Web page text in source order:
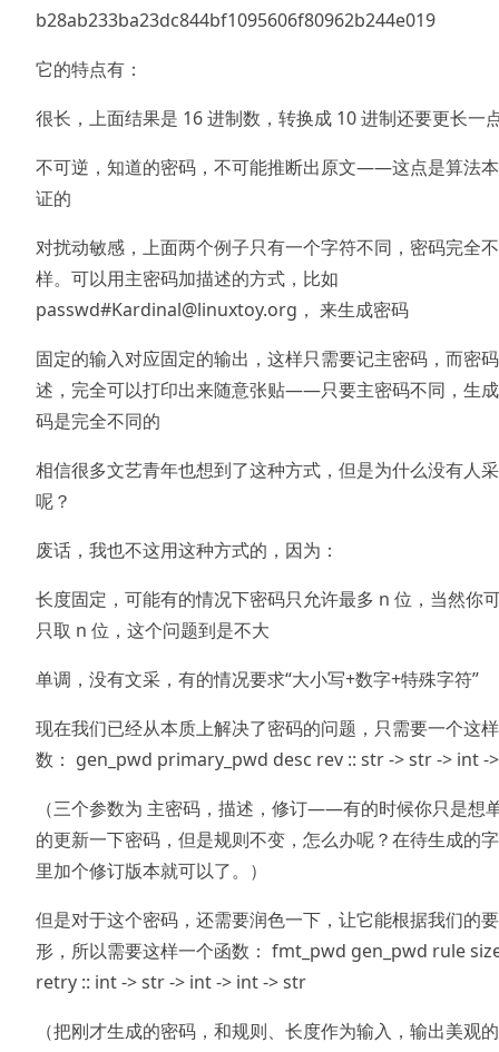
b28ab233ba23dc844bf1095606f80962b244e019
它的特点有：
很长，上面结果是 16 进制数，转换成 10 进制还要更长一
不可逆，知道的密码，不可能推断出原文——这点是算法
证的
对扰动敏感，上面两个例子只有一个字符不同，密码完全
样。可以用主密码加描述的方式，比如
passwd#Kardinal@linuxtoy.org， 来生成密码
固定的输入对应固定的输出，这样只需要记主密码，而密
述，完全可以打印出来随意张贴——只要主密码不同，生
码是完全不同的
相信很多文艺青年也想到了这种方式，但是为什么没有人
呢？
废话，我也不这用这种方式的，因为：
长度固定，可能有的情况下密码只允许最多 n 位，当然你
只取 n 位，这个问题到是不大
单调，没有文采，有的情况要求“大小写+数字+特殊字符”
现在我们已经从本质上解决了密码的问题，只需要一个这
数： gen_pwd primary_pwd desc rev :: str -> str -> int -
（三个参数为 主密码，描述，修订——有的时候你只是想
的更新一下密码，但是规则不变，怎么办呢？在待生成的
里加个修订版本就可以了。）
但是对于这个密码，还需要润色一下，让它能根据我们的
形，所以需要这样一个函数： fmt_pwd gen_pwd rule
retry :: int -> str -> int -> int -> str
（把刚才生成的密码，和规则、长度作为输入，输出美观